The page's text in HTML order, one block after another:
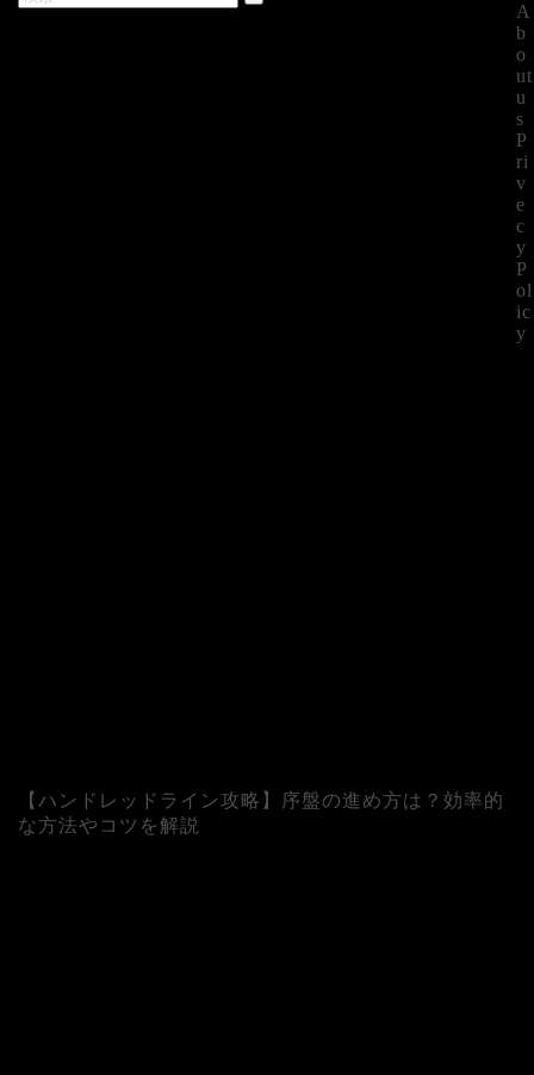
【ハンドレッドライン攻略】序盤の進め方は？効率的
な方法やコツを解説
A
b
o
ut
u
s
P
ri
v
e
c
y
P
ol
ic
y